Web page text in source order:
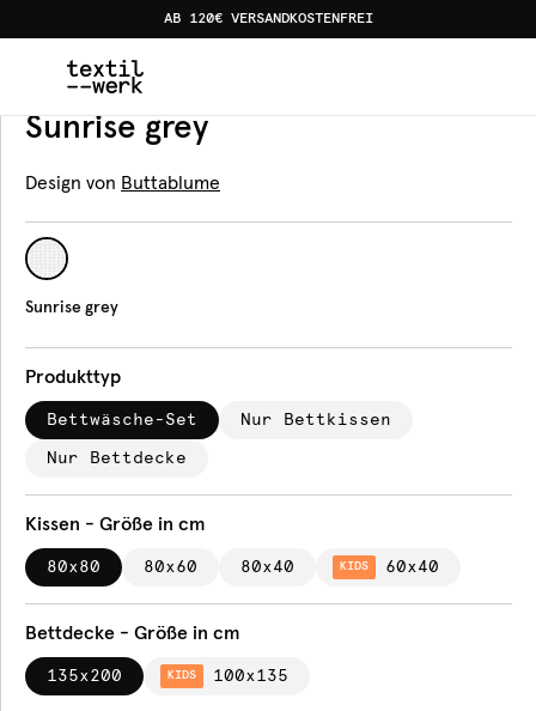
AB 120€ VERSANDKOSTENFREI
Produkte Bettwäsche Sunrise grey
Bettwäsche
Sunrise grey
Design von Buttablume
Sunrise grey
Produkttyp
Bettwäsche-Set Nur Bettkissen
Nur Bettdecke
Kissen - Größe in cm
80x80 80x60 80x40 KIDS 60x40
Bettdecke - Größe in cm
135x200 KIDS 100x135